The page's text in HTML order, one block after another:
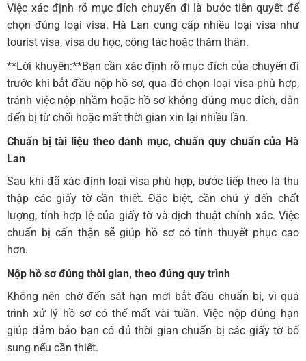
Việc xác định rõ mục đích chuyến đi là bước tiên quyết để
chọn đúng loại visa. Hà Lan cung cấp nhiều loại visa như
tourist visa, visa du học, công tác hoặc thăm thân.
**Lời khuyên:**Bạn cần xác định rõ mục đích của chuyến đi
trước khi bắt đầu nộp hồ sơ, qua đó chọn loại visa phù hợp,
tránh việc nộp nhầm hoặc hồ sơ không đúng mục đích, dẫn
đến bị từ chối hoặc mất thời gian xin lại nhiều lần.
Chuẩn bị tài liệu theo danh mục, chuẩn quy chuẩn của Hà
Lan
Sau khi đã xác định loại visa phù hợp, bước tiếp theo là thu
thập các giấy tờ cần thiết. Đặc biệt, cần chú ý đến chất
lượng, tính hợp lệ của giấy tờ và dịch thuật chính xác. Việc
chuẩn bị cẩn thận sẽ giúp hồ sơ có tính thuyết phục cao
hơn.
Nộp hồ sơ đúng thời gian, theo đúng quy trình
Không nên chờ đến sát hạn mới bắt đầu chuẩn bị, vì quá
trình xử lý hồ sơ có thể mất vài tuần. Việc nộp đúng hạn
giúp đảm bảo bạn có đủ thời gian chuẩn bị các giấy tờ bổ
sung nếu cần thiết.